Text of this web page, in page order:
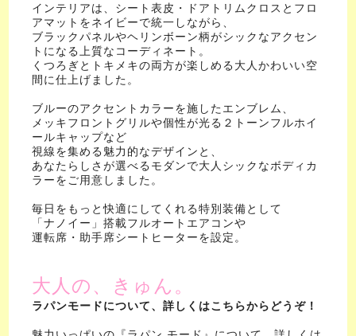
インテリアは、シート表皮・ドアトリムクロスとフロ
アマットをネイビーで統一しながら、
ブラックパネルやヘリンボーン柄がシックなアクセン
トになる上質なコーディネート。
くつろぎとトキメキの両方が楽しめる大人かわいい空
間に仕上げました。
ブルーのアクセントカラーを施したエンブレム、
メッキフロントグリルや個性が光る２トーンフルホイ
ールキャップなど
視線を集める魅力的なデザインと、
あなたらしさが選べるモダンで大人シックなボディカ
ラーをご用意しました。
毎日をもっと快適にしてくれる特別装備として
「ナノイー」搭載フルオートエアコンや
運転席・助手席シートヒーターを設定。
大人の、きゅん。
ラパンモードについて、詳しくはこちらからどうぞ！